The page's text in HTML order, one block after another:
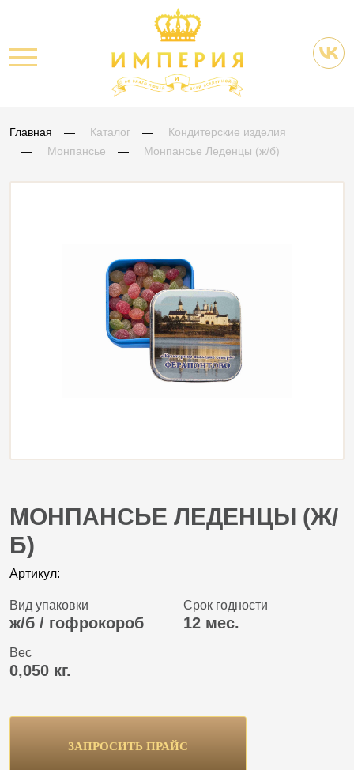
Главная Каталог
Кондитерские изделия
Монпансье
Монпансье Леденцы (ж/б)
МОНПАНСЬЕ ЛЕДЕНЦЫ (Ж/
Б)
Артикул:
Вид упаковки
ж/б / гофрокороб
Срок годности
12 мес.
Вес
0,050 кг.
ЗАПРОСИТЬ ПРАЙС